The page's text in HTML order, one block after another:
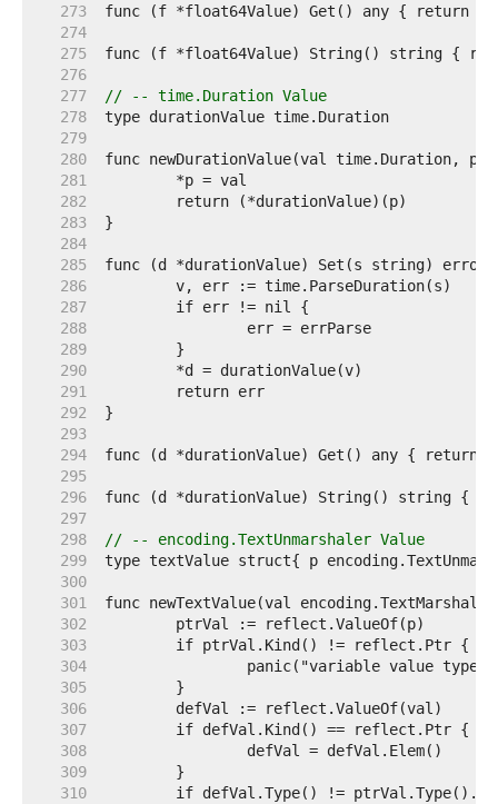
   273
   274
   275
   276
   277
// -- time.Duration Value
   278
   279
   280
   281
   282
   283
   284
   285
   286
   287
   288
   289
   290
   291
   292
   293
   294
   295
   296
   297
   298
// -- encoding.TextUnmarshaler Value
   299
   300
   301
   302
   303
   304
   305
   306
   307
   308
   309
   310